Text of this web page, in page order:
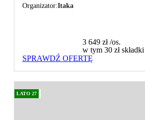
Organizator Itaka
3 649 zł/os.
w tym 30 zł
SPRAWDŹ OFERTĘ
LATO 27